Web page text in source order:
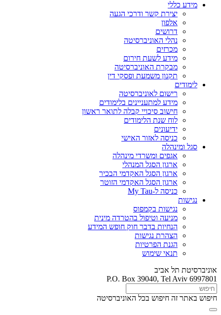
מידע כללי
יצירת קשר ודרכי הגעה
אלפון
דרושים
נהלי האוניברסיטה
מכרזים
מידע לשעת חירום
מבקרת האוניברסיטה
תקנון משמעת ופסקי דין
לימודים
רישום לאוניברסיטה
מידע למתעניינים בלימודים
חישוב סיכויי קבלה לתואר ראשון
לוח שנת הלימודים
ידיעונים
כניסה לאזור האישי
סגל ומינהלה
אגפים ומשרדי מינהלה
ארגון הסגל המנהלי
ארגון הסגל האקדמי הבכיר
ארגון הסגל האקדמי הזוטר
כניסה ל-My Tau
נגישות
נגישות בקמפוס
מניעה וטיפול בהטרדה מינית
הנחיות בדבר חוק חופש המידע
הצהרת נגישות
הגנת הפרטיות
תנאי שימוש
אוניברסיטת תל אביב
P.O. Box 39040, Tel Aviv 6997801
חיפוש באתר זה חיפוש בכל האוניברסיטה